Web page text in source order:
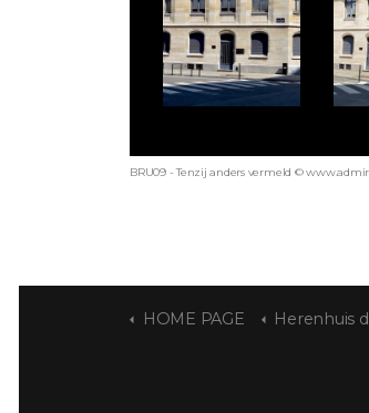
BRU09 - Tenzij anders vermeld ©
HOME PAGE Herenhuis